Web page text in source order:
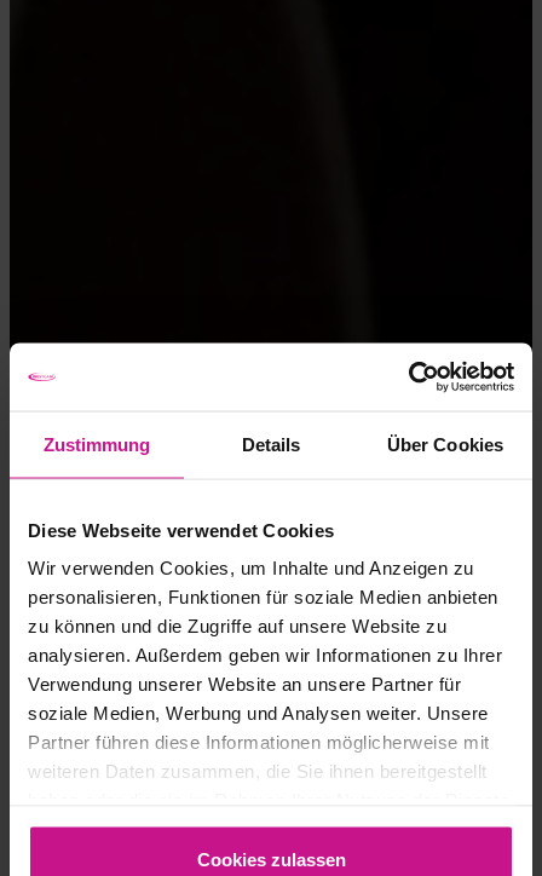
Zustimmung Details Über Cookies
Diese Webseite verwendet Cookies
Wir verwenden Cookies, um Inhalte und Anzeigen zu
personalisieren, Funktionen für soziale Medien anbieten
zu können und die Zugriffe auf unsere Website zu
analysieren. Außerdem geben wir Informationen zu Ihrer
Verwendung unserer Website an unsere Partner für
soziale Medien, Werbung und Analysen weiter. Unsere
Partner führen diese Informationen möglicherweise mit
weiteren Daten zusammen, die Sie ihnen bereitgestellt
gesammelt haben.
Cookies zulassen
SYSTÉMY PRO